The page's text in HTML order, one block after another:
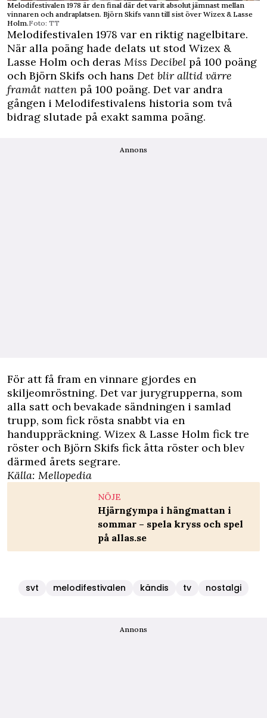
Melodifestivalen 1978 är den final där det varit absolut jämnast mellan
vinnaren och andraplatsen. Björn Skifs vann till sist över Wizex & Lasse
Holm.Foto: TT
Melodifestivalen 1978 var en riktig nagelbitare.
När alla poäng hade delats ut stod Wizex &
Lasse Holm och deras Miss Decibel på 100 poäng
och Björn Skifs och hans Det blir alltid värre
framåt natten på 100 poäng. Det var andra
gången i Melodifestivalens historia som två
bidrag slutade på exakt samma poäng.
Annons
För att få fram en vinnare gjordes en
skiljeomröstning. Det var jurygrupperna, som
alla satt och bevakade sändningen i samlad
trupp, som fick rösta snabbt via en
handuppräckning. Wizex & Lasse Holm fick tre
röster och Björn Skifs fick åtta röster och blev
därmed årets segrare.
Källa: Mellopedia
NÖJE
Hjärngympa i hängmattan i
sommar – spela kryss och spel
på allas.se
svt melodifestivalen kändis tv nostalgi
Annons